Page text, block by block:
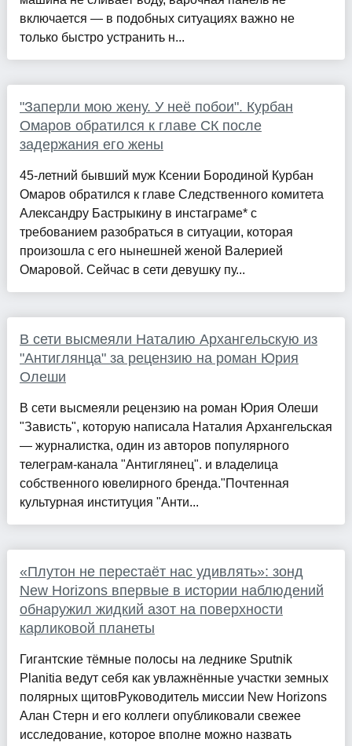
включается — в подобных ситуациях важно не
только быстро устранить н...
"Заперли мою жену. У неё побои". Курбан
Омаров обратился к главе СК после
задержания его жены
45-летний бывший муж Ксении Бородиной Курбан
Омаров обратился к главе Следственного комитета
Александру Бастрыкину в инстаграме* с
требованием разобраться в ситуации, которая
произошла с его нынешней женой Валерией
Омаровой. Сейчас в сети девушку пу...
В сети высмеяли Наталию Архангельскую из
"Антиглянца" за рецензию на роман Юрия
Олеши
В сети высмеяли рецензию на роман Юрия Олеши
"Зависть", которую написала Наталия Архангельская
— журналистка, один из авторов популярного
телеграм-канала "Антиглянец". и владелица
собственного ювелирного бренда."Почтенная
культурная институция "Анти...
«Плутон не перестаёт нас удивлять»: зонд
New Horizons впервые в истории наблюдений
обнаружил жидкий азот на поверхности
карликовой планеты
Гигантские тёмные полосы на леднике Sputnik
Planitia ведут себя как увлажнённые участки земных
полярных щитовРуководитель миссии New Horizons
Алан Стерн и его коллеги опубликовали свежее
исследование, которое вполне можно назвать